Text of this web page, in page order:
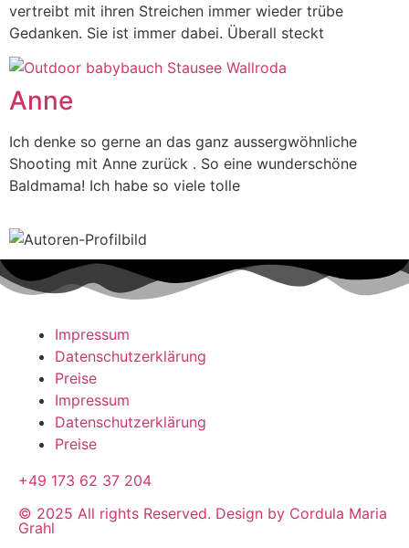
vertreibt mit ihren Streichen immer wieder trübe
Gedanken. Sie ist immer dabei. Überall steckt
Anne
Ich denke so gerne an das ganz aussergwöhnliche
Shooting mit Anne zurück . So eine wunderschöne
Baldmama! Ich habe so viele tolle
Impressum
Datenschutzerklärung
Preise
Impressum
Datenschutzerklärung
Preise
+49 173 62 37 204
© 2025 All rights Reserved. Design by Cordula Maria
Grahl